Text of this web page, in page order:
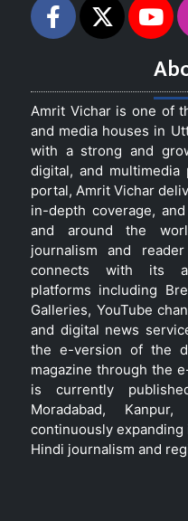
Amrit Vichar is one of
and media houses in
with a strong and
digital, and
portal, Amrit Vichar
in-depth coverage,
and around the
journalism and
connects with its
platforms including
Galleries, YouTube
and digital news
the e-version of the
magazine through the
is currently
Moradabad,
continuously
Hindi journalism and